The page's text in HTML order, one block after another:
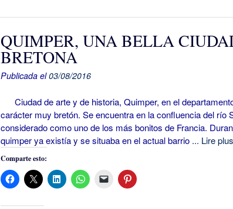
QUIMPER, UNA BELLA
BRETONA
Publicada el03/08/2016
Ciudad de arte y de historia, Quimper, en el
carácter muy bretón. Se encuentra en la confluencia del río
considerado como uno de los más bonitos de Francia.
quimper ya existía y se situaba en el actual barrio ... Lire plus
Comparte esto: